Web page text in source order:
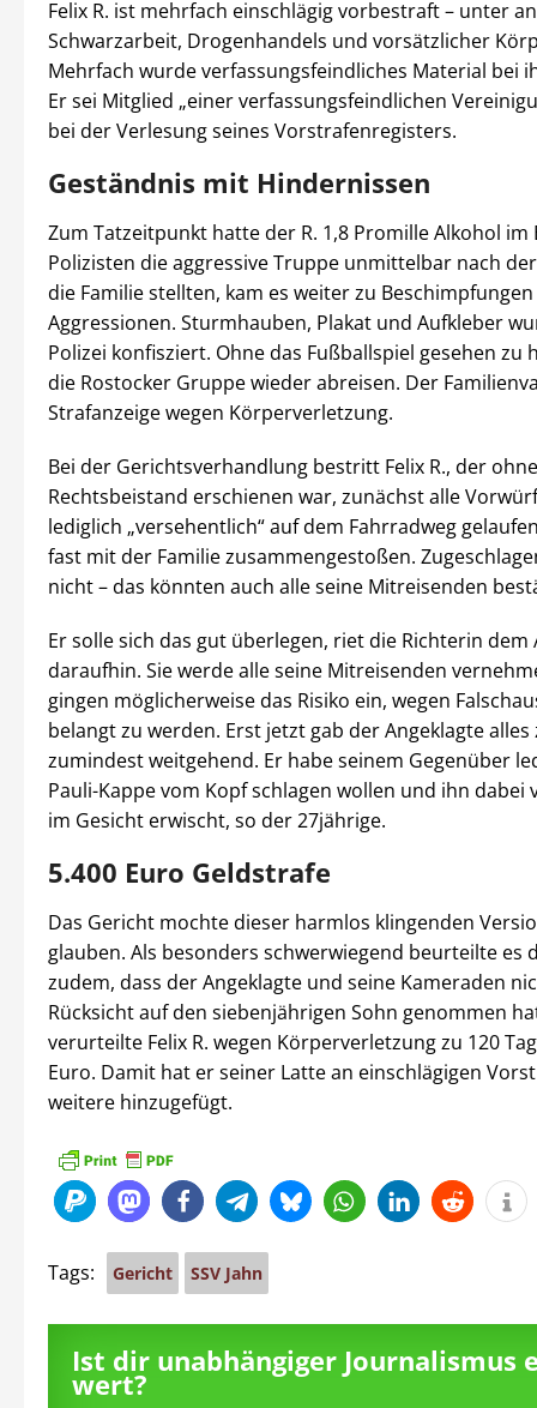
Felix R. ist mehrfach einschlägig vorbestraft – unter
Schwarzarbeit, Drogenhandels und vorsätzlicher
Mehrfach wurde verfassungsfeindliches Material bei
Er sei Mitglied „einer verfassungsfeindlichen
bei der Verlesung seines Vorstrafenregisters.
Geständnis mit Hindernissen
Zum Tatzeitpunkt hatte der R. 1,8 Promille Alkohol im
Polizisten die aggressive Truppe unmittelbar nach
die Familie stellten, kam es weiter zu
Aggressionen. Sturmhauben, Plakat und Aufkleber
Polizei konfisziert. Ohne das Fußballspiel gesehen zu
die Rostocker Gruppe wieder abreisen. Der
Strafanzeige wegen Körperverletzung.
Bei der Gerichtsverhandlung bestritt Felix R., der ohne
Rechtsbeistand erschienen war, zunächst alle
lediglich „versehentlich“ auf dem Fahrradweg
fast mit der Familie zusammengestoßen.
nicht – das könnten auch alle seine Mitreisenden
Er solle sich das gut überlegen, riet die Richterin dem
daraufhin. Sie werde alle seine Mitreisenden
gingen möglicherweise das Risiko ein, wegen
belangt zu werden. Erst jetzt gab der Angeklagte alles
zumindest weitgehend. Er habe seinem Gegenüber
Pauli-Kappe vom Kopf schlagen wollen und ihn dabei
im Gesicht erwischt, so der 27jährige.
5.400 Euro Geldstrafe
Das Gericht mochte dieser harmlos klingenden
glauben. Als besonders schwerwiegend beurteilte es
zudem, dass der Angeklagte und seine Kameraden
Rücksicht auf den siebenjährigen Sohn genommen
verurteilte Felix R. wegen Körperverletzung zu 120
Euro. Damit hat er seiner Latte an einschlägigen
weitere hinzugefügt.
Tags: Gericht SSV Jahn
Ist dir unabhängiger Journalismus
wert?